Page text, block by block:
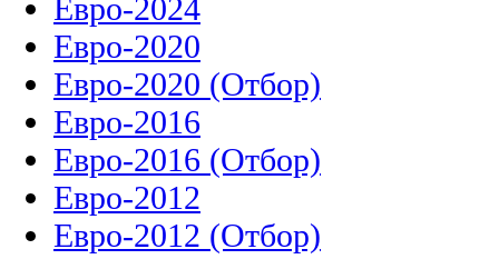
Евро-2024
Евро-2020
Евро-2020 (Отбор)
Евро-2016
Евро-2016 (Отбор)
Евро-2012
Евро-2012 (Отбор)